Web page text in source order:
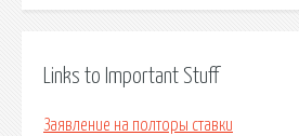
Links to Important Stuff
Заявление на полторы ставки